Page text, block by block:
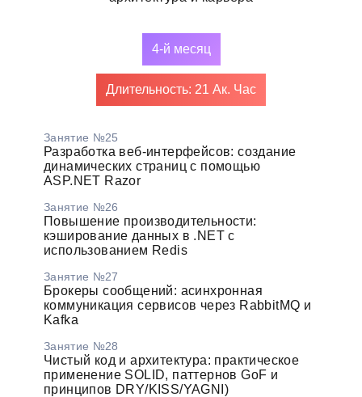
4-й месяц
Длительность: 21 Ак. Час
Занятие №25
Разработка веб-интерфейсов: создание
динамических страниц с помощью
ASP.NET Razor
Занятие №26
Повышение производительности:
кэширование данных в .NET с
использованием Redis
Занятие №27
Брокеры сообщений: асинхронная
коммуникация сервисов через RabbitMQ и
Kafka
Занятие №28
Чистый код и архитектура: практическое
применение SOLID, паттернов GoF и
принципов DRY/KISS/YAGNI)